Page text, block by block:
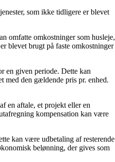
som ikke tidligere er blevet
omfatte omkostninger som husleje,
blevet brugt på faste omkostninger
en given periode. Dette kan
med den gældende pris pr. enhed.
en aftale, et projekt eller en
kompensation kan være
kan være udbetaling af resterende
belønning, der gives som